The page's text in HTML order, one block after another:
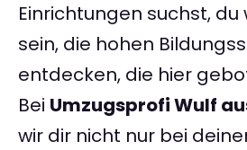
Einrichtungen suchst,
sein, die hohen
entdecken, die hier
Bei Umzugsprofi Wulf
wir dir nicht nur bei